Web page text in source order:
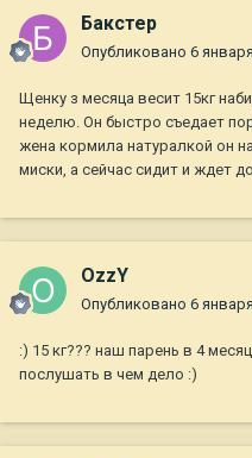
Бакстер
Опубликовано 6
Щенку з месяца весит 15кг
неделю. Он быстро съедает
жена кормила натуралкой он
миски, а сейчас сидит и ждет
OzzY
Опубликовано 6
:) 15 кг??? наш парень в 4
послушать в чем дело :)